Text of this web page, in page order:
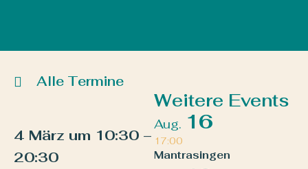
Alle Termine
4 März um 10:30 –
20:30
Weitere Events
Aug. 16
17:00
Mantrasingen